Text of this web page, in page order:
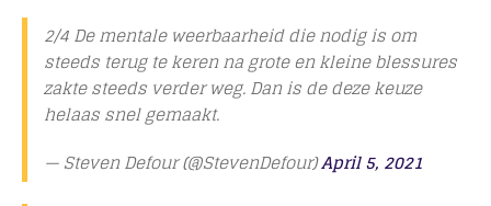
2/4 De mentale weerbaarheid die nodig is om
steeds terug te keren na grote en kleine blessures
zakte steeds verder weg. Dan is de deze keuze
helaas snel gemaakt.
— Steven Defour (@StevenDefour)April 5, 2021